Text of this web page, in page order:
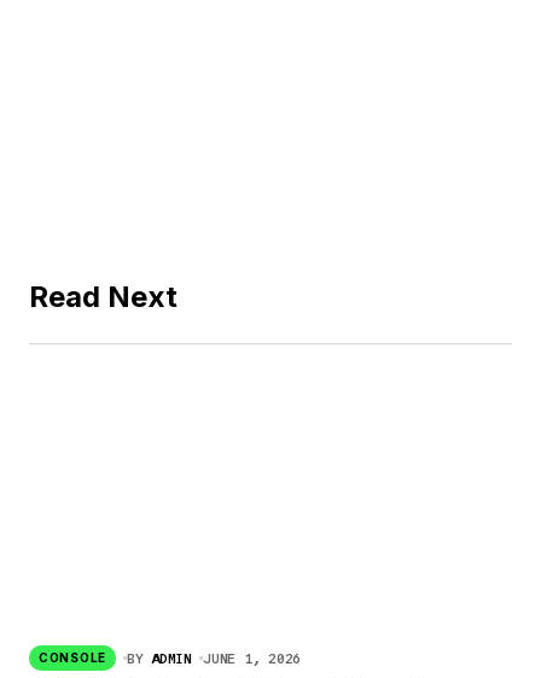
Read Next
CONSOLE BY ADMIN JUNE 1, 2026